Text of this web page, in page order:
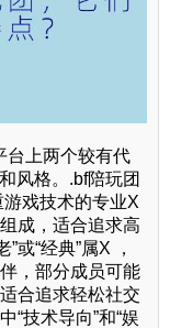
台上两个较有代
风格。.bf陪玩团
游戏技术的专业X
成，适合追求高
或“经典”属X ，
，部分成员可能
合追求轻松社交
“技术导向”和“娱